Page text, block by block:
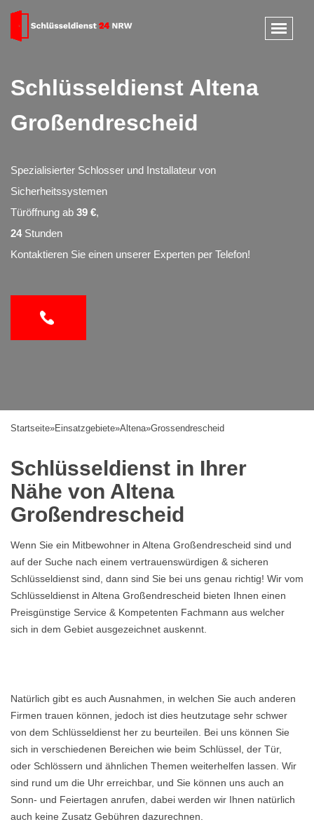
Schlüsseldienst Altena
Großendrescheid
Spezialisierter Schlosser und Installateur von
Sicherheitssystemen
Türöffnung ab 39 €,
24Stunden
Kontaktieren Sie einen unserer Experten per Telefon!
Startseite»Einsatzgebiete»Altena»Grossendrescheid
Schlüsseldienst in Ihrer
Nähe von Altena
Großendrescheid
Wenn Sie ein Mitbewohner in Altena Großendrescheid sind und
auf der Suche nach einem vertrauenswürdigen & sicheren
Schlüsseldienst sind, dann sind Sie bei uns genau richtig! Wir vom
Schlüsseldienst in Altena Großendrescheid bieten Ihnen einen
Preisgünstige Service & Kompetenten Fachmann aus welcher
sich in dem Gebiet ausgezeichnet auskennt.
Natürlich gibt es auch Ausnahmen, in welchen Sie auch anderen
Firmen trauen können, jedoch ist dies heutzutage sehr schwer
von dem Schlüsseldienst her zu beurteilen. Bei uns können Sie
sich in verschiedenen Bereichen wie beim Schlüssel, der Tür,
oder Schlössern und ähnlichen Themen weiterhelfen lassen. Wir
sind rund um die Uhr erreichbar, und Sie können uns auch an
Sonn- und Feiertagen anrufen, dabei werden wir Ihnen natürlich
auch keine Zusatz Gebühren dazurechnen.